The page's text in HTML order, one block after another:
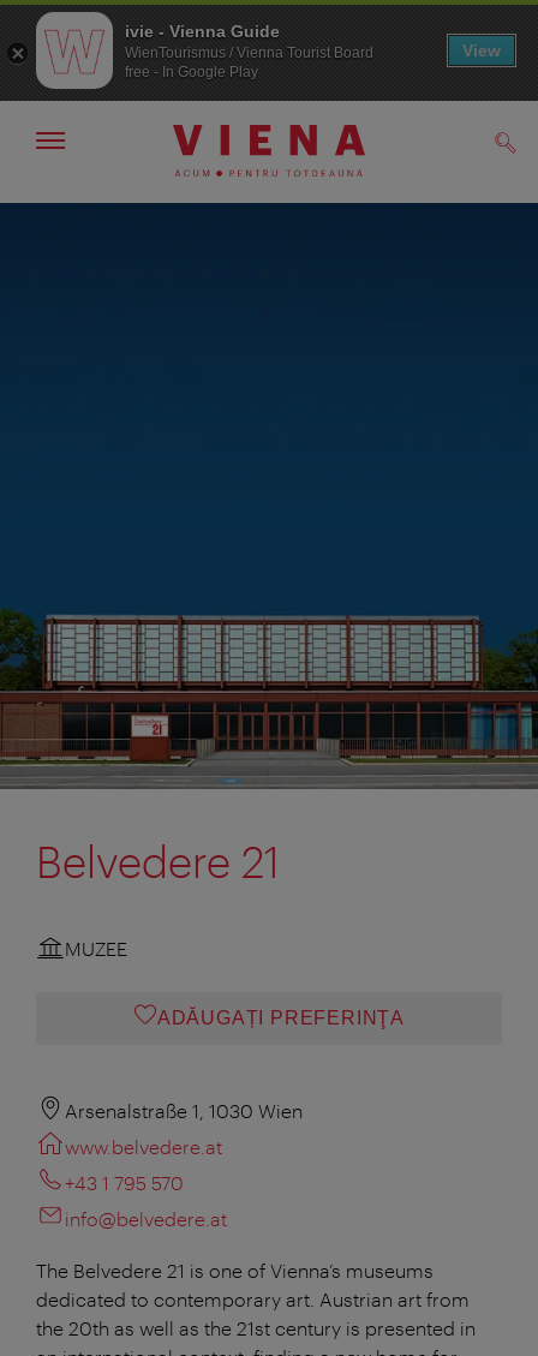
Către
Către
Arată/ascunde
Belvedere 21
MUZEE
ADĂUGAȚI PREFERINŢA
Arsenalstraße 1, 1030 Wien
www.belvedere.at
+43 1 795 570
info@belvedere.at
The Belvedere 21 is one of Vienna’s museums
dedicated to contemporary art. Austrian art from
the 20th as well as the 21st century is presented in
ivie - Vienna Guide
WienTourismus / Vienna Tourist Board
free - In Google Play
View